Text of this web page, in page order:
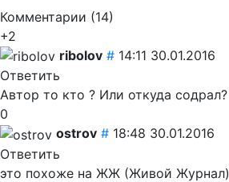
Комментарии (14)
+2
ribolov # 14:11 30.01.2016
Ответить
Автор то кто ? Или откуда содрал?
0
ostrov # 18:48 30.01.2016
Ответить
это похоже на ЖЖ (Живой Журнал)